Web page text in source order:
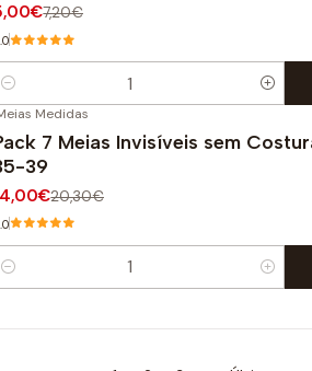
7,20€
Quantidade
Medidas
7 Meias Invisíveis sem
39
20,30€
Quantidade